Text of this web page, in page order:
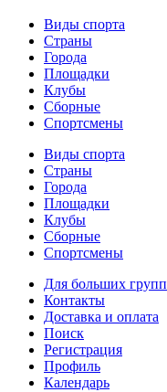
Виды спорта
Страны
Города
Площадки
Клубы
Сборные
Спортсмены
Виды спорта
Страны
Города
Площадки
Клубы
Сборные
Спортсмены
Для больших групп
Контакты
Доставка и оплата
Поиск
Регистрация
Профиль
Календарь